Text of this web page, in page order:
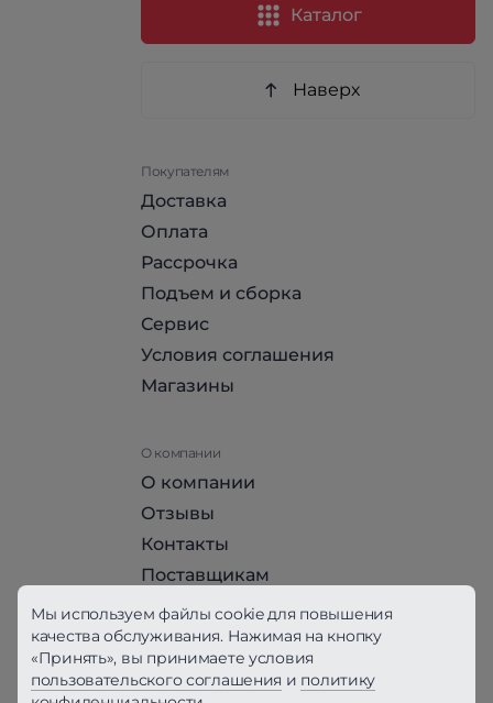
Каталог
Наверх
Покупателям
Доставка
Оплата
Рассрочка
Подъем и сборка
Сервис
Условия соглашения
Магазины
О компании
О компании
Отзывы
Контакты
Поставщикам
Стать партнером HomeHit
Политика конфиденциальности
Мы используем файлы cookie для повышения
качества обслуживания. Нажимая на кнопку
«Принять», вы принимаете условия
пользовательского соглашения и политику